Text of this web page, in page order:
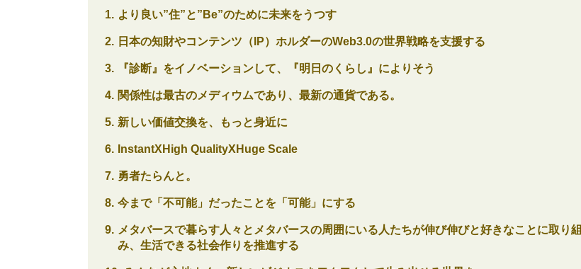
より良い”住”と”Be”のために未来をうつす
日本の知財やコンテンツ（IP）ホルダーのWeb3.0の世界戦略を支援する
『診断』をイノベーションして、『明日のくらし』によりそう
関係性は最古のメディウムであり、最新の通貨である。
新しい価値交換を、もっと身近に
InstantXHigh QualityXHuge Scale
勇者たらんと。
今まで「不可能」だったことを「可能」にする
メタバースで暮らす人々とメタバースの周囲にいる人たちが伸び伸びと好きなことに取り組
み、生活できる社会作りを推進する